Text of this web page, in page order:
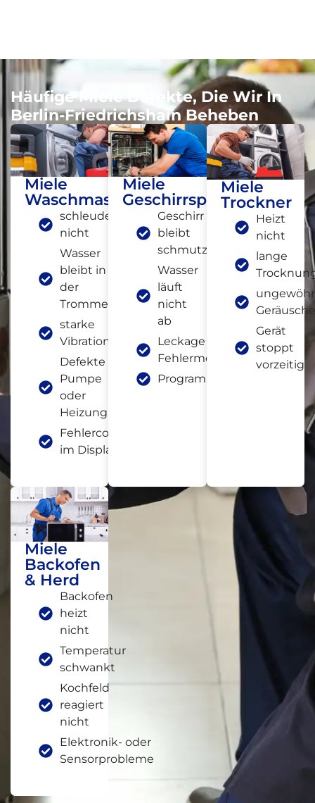
Häufige Miele Defekte, Die Wir In
Berlin-Friedrichshain Beheben
Miele
Waschmaschine
schleudert
nicht
Wasser
bleibt in
der
Trommel
starke
Vibrationen
Defekte
Pumpe
oder
Heizung
Fehlercode
im Display
Miele
Geschirrspüler
Geschirr
bleibt
schmutzig
Wasser
läuft
nicht
ab
Leckage oder
Fehlermeldung
Programmabbruch
Miele
Trockner
Heizt
nicht
lange
Geräusche
Gerät
stoppt
vorzeitig
Miele
Backofen
& Herd
Backofen
heizt
nicht
Temperatur
schwankt
Kochfeld
reagiert
nicht
Elektronik- oder
Sensorprobleme